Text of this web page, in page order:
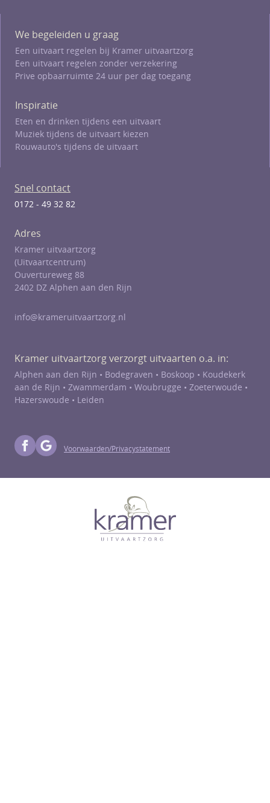
We begeleiden u graag
Een uitvaart regelen bij Kramer uitvaartzorg
Een uitvaart regelen zonder verzekering
Prive opbaarruimte 24 uur per dag toegang
Inspiratie
Eten en drinken tijdens een uitvaart
Muziek tijdens de uitvaart kiezen
Rouwauto's tijdens de uitvaart
Snel contact
0172 - 49 32 82
Adres
Kramer uitvaartzorg
(Uitvaartcentrum)
Ouvertureweg 88
2402 DZ Alphen aan den Rijn
info@krameruitvaartzorg.nl
Kramer uitvaartzorg verzorgt uitvaarten o.a. in:
Alphen aan den Rijn • Bodegraven • Boskoop • Koudekerk
aan de Rijn • Zwammerdam • Woubrugge • Zoeterwoude •
Hazerswoude • Leiden
Voorwaarden/Privacystatement